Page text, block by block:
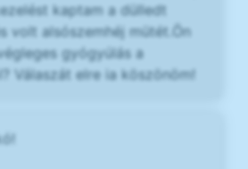
kaptam a dülledt
volt alsószemhéj mütét.Ön
gyógyúlás a
Válaszát elre ia köszönöm!